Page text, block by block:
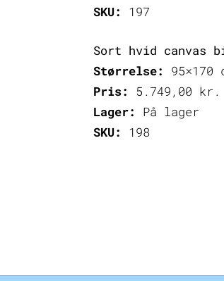
SKU:
197
Sort hvid canvas
Størrelse:
95×170
Pris:
5.749,00 kr.
Lager:
På lager
SKU:
198